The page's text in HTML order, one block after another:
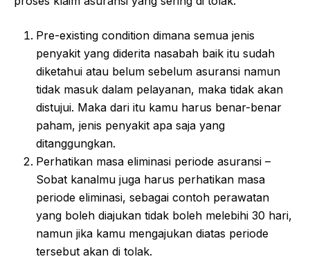
Pre-existing condition dimana semua jenis
penyakit yang diderita nasabah baik itu sudah
diketahui atau belum sebelum asuransi namun
tidak masuk dalam pelayanan, maka tidak akan
distujui. Maka dari itu kamu harus benar-benar
paham, jenis penyakit apa saja yang
ditanggungkan.
Perhatikan masa eliminasi periode asuransi –
Sobat kanalmu juga harus perhatikan masa
periode eliminasi, sebagai contoh perawatan
yang boleh diajukan tidak boleh melebihi 30 hari,
namun jika kamu mengajukan diatas periode
tersebut akan di tolak.